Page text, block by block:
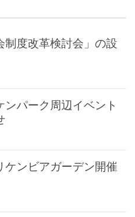
制度改革検討会」の設
ンパーク周辺イベント
ケンビアガーデン開催